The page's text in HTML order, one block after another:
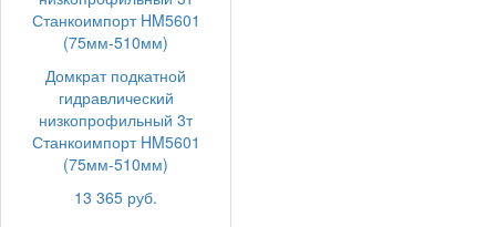
Домкрат подкатной
гидравлический
низкопрофильный 3т
Станкоимпорт HM5601
(75мм-510мм)
13 365 руб.